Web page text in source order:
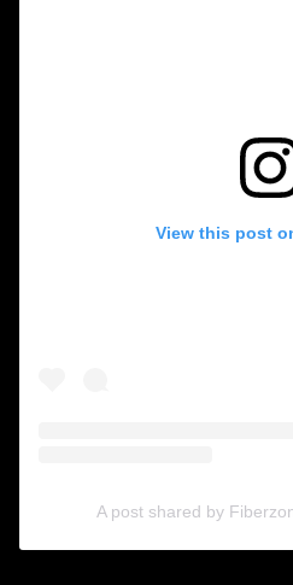
View this post
A post shared by